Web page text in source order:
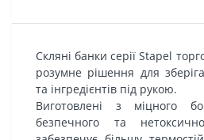
Скляні банки серії Stapel
розумне рішення для
та інгредієнтів під рукою.
Виготовлені з міцного
безпечного та